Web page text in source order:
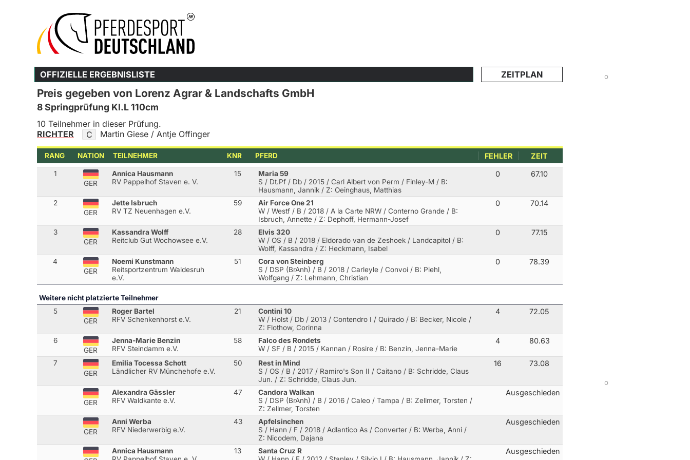
OFFIZIELLE ERGEBNISLISTE ZEITPLAN
Preis gegeben von Lorenz Agrar & Landschafts GmbH
8 Springprüfung Kl.L 110cm
10 Teilnehmer in dieser Prüfung.
RICHTER
C Martin Giese / Antje Offinger
RANG NATION TEILNEHMER KNR PFERD FEHLER ZEIT
1
GER
Annica Hausmann
RV Pappelhof Staven e. V.
15
Maria 59
S / Dt.Pf / Db / 2015 / Carl Albert von Perm / Finley-M / B:
Hausmann, Jannik / Z: Oeinghaus, Matthias
0 67.10
2
GER
Jette Isbruch
RV TZ Neuenhagen e.V.
59
Air Force One 21
W / Westf / B / 2018 / A la Carte NRW / Conterno Grande/ B:
Isbruch, Annette / Z: Dephoff, Hermann-Josef
0 70.14
3
GER
Kassandra Wolff
Reitclub Gut Wochowsee e.V.
28
Elvis 320
W / OS / B / 2018 / Eldorado van de Zeshoek / Landcapitol/ B:
Wolff, Kassandra / Z: Heckmann, Isabel
0 77.15
4
GER
Noemi Kunstmann
Reitsportzentrum Waldesruh
e.V.
51
Cora von Steinberg
S / DSP (BrAnh) / B / 2018 / Carleyle / Convoi/ B: Piehl,
Wolfgang / Z: Lehmann, Christian
0 78.39
Weitere nicht platzierte Teilnehmer
5
GER
Roger Bartel
RFV Schenkenhorst e.V.
21
Contini 10
W / Holst / Db / 2013 / Contendro I / Quirado/ B: Becker, Nicole /
Z: Flothow, Corinna
4 72.05
6
GER
Jenna-Marie Benzin
RFV Steindamm e.V.
58
Falco des Rondets
W / SF / B / 2015 / Kannan / Rosire/ B: Benzin, Jenna-Marie
4 80.63
7
GER
Emilia Tocessa Schott
Ländlicher RV Münchehofe e.V.
50
Rest in Mind
S / OS / B / 2017 / Ramiro's Son II / Caitano/ B: Schridde, Claus
Jun. / Z: Schridde, Claus Jun.
16 73.08
GER
Alexandra Gässler
RFV Waldkante e.V.
47
Candora Walkan
S / DSP (BrAnh) / B / 2016 / Caleo / Tampa / B: Zellmer, Torsten /
Z: Zellmer, Torsten
Ausgeschieden
GER
Anni Werba
RFV Niederwerbig e.V.
43
Apfelsinchen
S / Hann / F / 2018 / Adlantico As / Converter/ B: Werba, Anni /
Z: Nicodem, Dajana
Ausgeschieden
Annica Hausmann
13
Santa Cruz R
Ausgeschieden